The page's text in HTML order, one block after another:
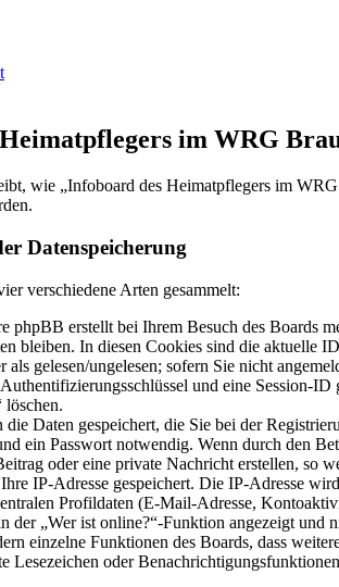
im WRG
wie „Infoboard des Heimatpflegers im
Datenspeicherung
verschiedene Arten gesammelt:
phpBB erstellt bei Ihrem Besuch des Boards
bleiben. In diesen Cookies sind die aktuelle
als gelesen/ungelesen; sofern Sie nicht
und eine Session-
löschen.
die Daten gespeichert, die Sie bei der
ein Passwort notwendig. Wenn durch den
oder eine private Nachricht erstellen, so
IP-Adresse gespeichert. Die IP-Adresse
Profildaten (E-Mail-Adresse,
der „Wer ist online?“-Funktion angezeigt und
einzelne Funktionen des Boards, dass
Lesezeichen oder